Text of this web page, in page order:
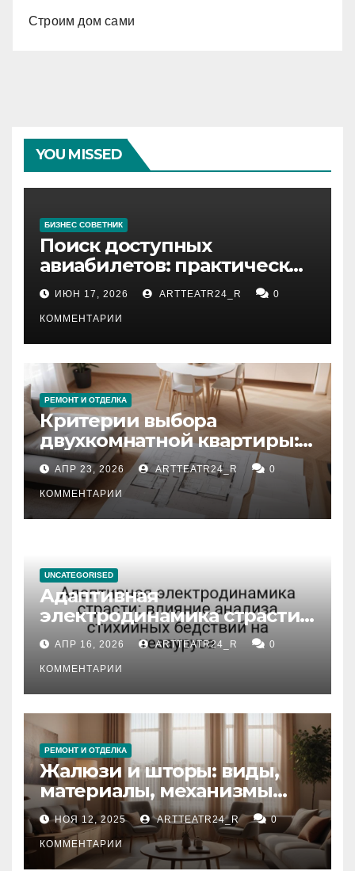
Строим дом сами
YOU MISSED
БИЗНЕС СОВЕТНИК
Поиск доступных
авиабилетов: практические
рекомендации
ИЮН 17, 2026 ARTTEATR24_R 0
КОММЕНТАРИИ
РЕМОНТ И ОТДЕЛКА
Критерии выбора
двухкомнатной квартиры:
планировка, площадь,
состояние и документация
АПР 23, 2026 ARTTEATR24_R 0
КОММЕНТАРИИ
UNCATEGORISED
Адаптивная
электродинамика страсти:
влияние анализа
стихийных бедствий на
тезауруса
АПР 16, 2026 ARTTEATR24_R 0
КОММЕНТАРИИ
РЕМОНТ И ОТДЕЛКА
Жалюзи и шторы: виды,
материалы, механизмы
управления и уход
НОЯ 12, 2025 ARTTEATR24_R 0
КОММЕНТАРИИ